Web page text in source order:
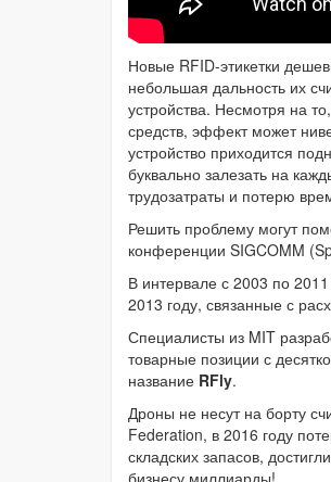
Новые RFID-этикетки
небольшая дальность их
устройства. Несмотря на
средств, эффект может
устройство приходится
буквально залезать на
трудозатраты и потерю
Решить проблему могут
конференции SIGCOMM
В интервале с 2003 по
2013 году, связанные с
Специалисты из MIT
товарные позиции с
название RFly.
Дроны не несут на борту
Federation, в 2016 году
складских запасов,
бизнесу миллиарды!